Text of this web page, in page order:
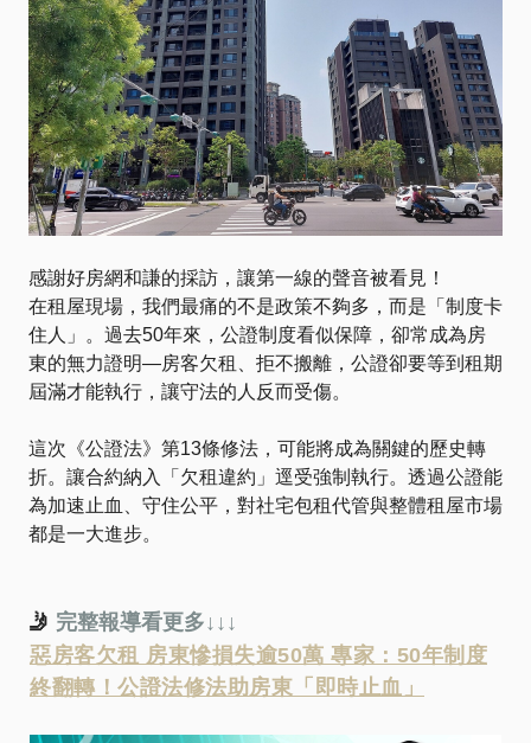
感謝好房網和謙的採訪，讓第一線的聲音被看見！
在租屋現場，我們最痛的不是政策不夠多，而是「制度卡
住人」。過去50年來，公證制度看似保障，卻常成為房
東的無力證明—房客欠租、拒不搬離，公證卻要等到租期
屆滿才能執行，讓守法的人反而受傷。
這次《公證法》第13條修法，可能將成為關鍵的歷史轉
折。讓合約納入「欠租違約」逕受強制執行。透過公證能
為加速止血、守住公平，對社宅包租代管與整體租屋市場
都是一大進步。
🤳 完整報導看更多↓↓↓
惡房客欠租 房東慘損失逾50萬 專家：50年制度
終翻轉！公證法修法助房東「即時止血」